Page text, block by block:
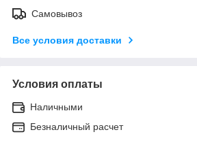
Самовывоз
Все условия доставки
Условия оплаты
Наличными
Безналичный расчет